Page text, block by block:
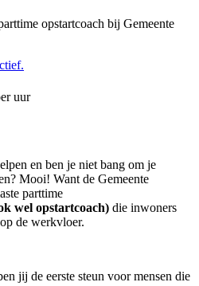
opstartcoach bij Gemeente
uur
en ben je niet bang om je
Mooi! Want de Gemeente
parttime
wel opstartcoach) die inwoners
de werkvloer.
jij de eerste steun voor mensen die